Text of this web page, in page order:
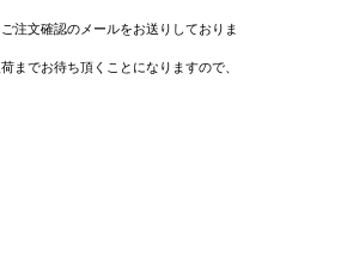
注文確認のメールをお送りしておりま
までお待ち頂くことになりますので、